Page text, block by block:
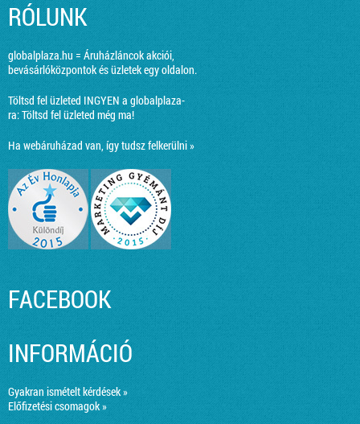
RÓLUNK
globalplaza.hu = Áruházláncok akciói,
bevásárlóközpontok és üzletek egy oldalon.
Töltsd fel üzleted INGYEN a globalplaza-
ra:Töltsd fel üzleted még ma!
Ha webáruházad van, így tudsz felkerülni »
FACEBOOK
INFORMÁCIÓ
Gyakran ismételt kérdések »
Előfizetési csomagok »